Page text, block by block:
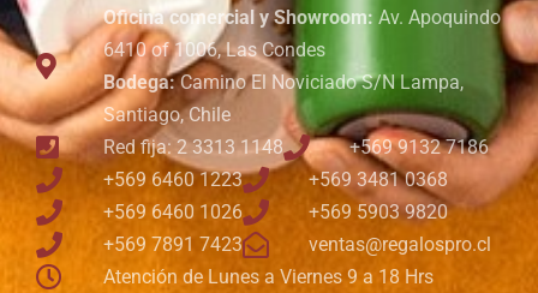
Oficina comercial y Showroom: Av. Apoquindo
6410 of 1006, Las Condes
Bodega:Camino El Noviciado S/N Lampa,
Santiago, Chile
Red fija: 2 3313 1148
+569 9132 7186
+569 6460 1223
+569 3481 0368
+569 6460 1026
+569 5903 9820
+569 7891 7423
ventas@regalospro.cl
Atención de Lunes a Viernes 9 a 18 Hrs